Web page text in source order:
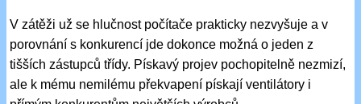
V zátěži už se hlučnost počítače prakticky nezvyšuje a v
porovnání s konkurencí jde dokonce možná o jeden z
tišších zástupců třídy. Pískavý projev pochopitelně nezmizí,
ale k mému nemilému překvapení pískají ventilátory i